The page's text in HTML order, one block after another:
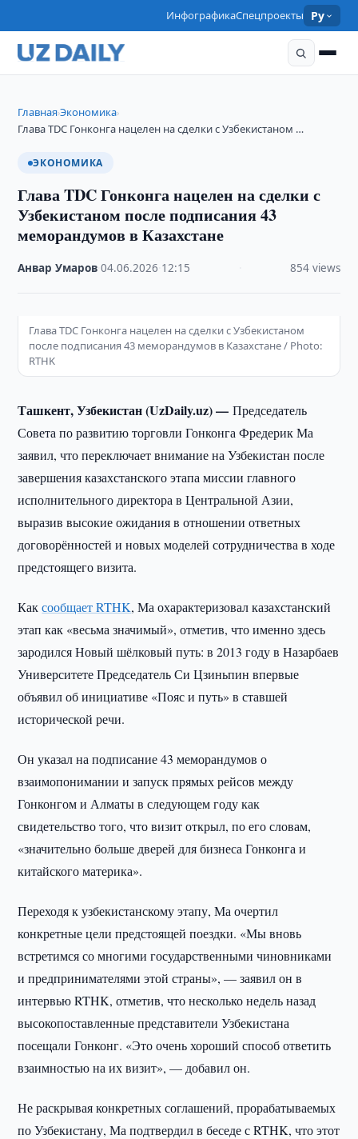
ИнфографикаСпецпроекты Ру
Главная›Экономика›
Глава TDC Гонконга нацелен на сделки с Узбекистаном …
ЭКОНОМИКА
Глава TDC Гонконга нацелен на сделки с
Узбекистаном после подписания 43
меморандумов в Казахстане
Анвар Умаров ·04.06.2026 12:15 854 views
Глава TDC Гонконга нацелен на сделки с Узбекистаном
после подписания 43 меморандумов в Казахстане / Photo:
RTHK
Ташкент, Узбекистан (UzDaily.uz) —Председатель
Совета по развитию торговли Гонконга Фредерик Ма
заявил, что переключает внимание на Узбекистан после
завершения казахстанского этапа миссии главного
исполнительного директора в Центральной Азии,
выразив высокие ожидания в отношении ответных
договорённостей и новых моделей сотрудничества в ходе
предстоящего визита.
Каксообщает RTHK, Ма охарактеризовал казахстанский
этап как «весьма значимый», отметив, что именно здесь
зародился Новый шёлковый путь: в 2013 году в Назарбаев
Университете Председатель Си Цзиньпин впервые
объявил об инициативе «Пояс и путь» в ставшей
исторической речи.
Он указал на подписание 43 меморандумов о
взаимопонимании и запуск прямых рейсов между
Гонконгом и Алматы в следующем году как
свидетельство того, что визит открыл, по его словам,
«значительно больше дверей для бизнеса Гонконга и
китайского материка».
Переходя к узбекистанскому этапу, Ма очертил
конкретные цели предстоящей поездки. «Мы вновь
встретимся со многими государственными чиновниками
и предпринимателями этой страны», — заявил он в
интервью RTHK, отметив, что несколько недель назад
высокопоставленные представители Узбекистана
посещали Гонконг. «Это очень хороший способ ответить
взаимностью на их визит», — добавил он.
Не раскрывая конкретных соглашений, прорабатываемых
по Узбекистану, Ма подтвердил в беседе с RTHK, что этот